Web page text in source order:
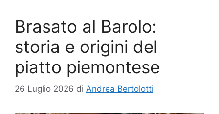
Brasato al Barolo:
storia e origini del
piatto piemontese
26 Luglio 2026 di Andrea Bertolotti